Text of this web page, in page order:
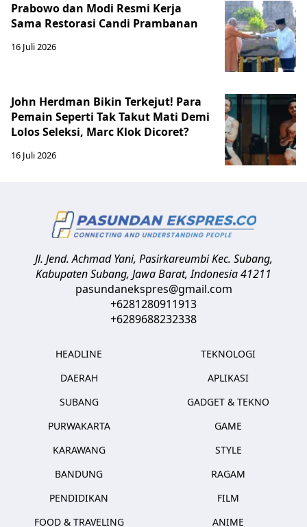
Prabowo dan Modi Resmi Kerja
Sama Restorasi Candi Prambanan
16 Juli 2026
John Herdman Bikin Terkejut! Para
Pemain Seperti Tak Takut Mati Demi
Lolos Seleksi, Marc Klok Dicoret?
16 Juli 2026
Jl. Jend. Achmad Yani, Pasirkareumbi Kec. Subang,
Kabupaten Subang, Jawa Barat,Indonesia41211
pasundanekspres@gmail.com
+6281280911913
+6289688232338
HEADLINE
DAERAH
SUBANG
PURWAKARTA
KARAWANG
BANDUNG
PENDIDIKAN
FOOD & TRAVELING
TEKNOLOGI
APLIKASI
GADGET & TEKNO
GAME
STYLE
RAGAM
FILM
ANIME